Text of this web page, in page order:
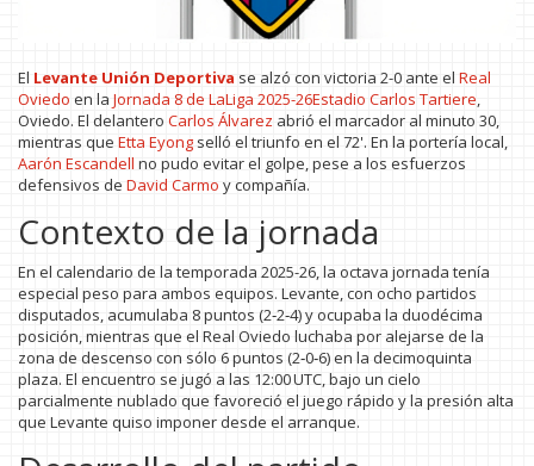
El Levante Unión Deportiva se alzó con victoria 2-0 ante el Real
Oviedo en la Jornada 8 de LaLiga 2025-26Estadio Carlos Tartiere,
Oviedo. El delantero Carlos Álvarez abrió el marcador al minuto 30,
mientras que Etta Eyongselló el triunfo en el 72'. En la portería local,
Aarón Escandell no pudo evitar el golpe, pese a los esfuerzos
defensivos de David Carmo y compañía.
Contexto de la jornada
En el calendario de la temporada 2025-26, la octava jornada tenía
especial peso para ambos equipos. Levante, con ocho partidos
disputados, acumulaba 8 puntos (2‑2‑4) y ocupaba la duodécima
posición, mientras que el Real Oviedo luchaba por alejarse de la
zona de descenso con sólo 6 puntos (2‑0‑6) en la decimoquinta
plaza. El encuentro se jugó a las 12:00 UTC, bajo un cielo
parcialmente nublado que favoreció el juego rápido y la presión alta
que Levante quiso imponer desde el arranque.